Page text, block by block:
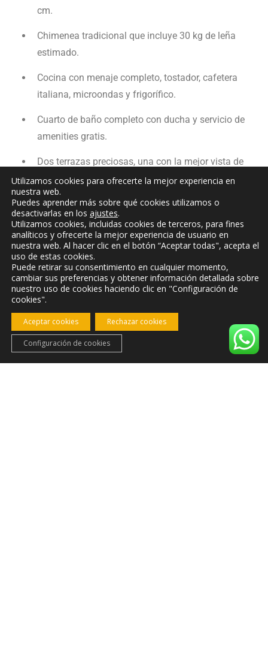
cm.
Chimenea tradicional que incluye 30 kg de leña
estimado.
Cocina con menaje completo, tostador, cafetera
italiana, microondas y frigorífico.
Cuarto de baño completo con ducha y servicio de
amenities gratis.
Dos terrazas preciosas, una con la mejor vista de
la dehesa y otra con vistas y acceso directo a la
zona de piscina. Ambas con mesa y sillas.
Sábanas, colchas, mantas y toalla ( de baño y de
bidet) incluído por persona.
Utilizamos cookies para ofrecerte la mejor experiencia en
nuestra web.
Puedes aprender más sobre qué cookies utilizamos o
desactivarlas en los ajustes.
Utilizamos cookies, incluidas cookies de terceros, para fines
analíticos y ofrecerte la mejor experiencia de usuario en
nuestra web. Al hacer clic en el botón “Aceptar todas", acepta el
uso de estas cookies.
Puede retirar su consentimiento en cualquier momento,
cambiar sus preferencias y obtener información detallada sobre
nuestro uso de cookies haciendo clic en "Configuración de
cookies".
Aceptar cookies Rechazar cookies
Configuración de cookies